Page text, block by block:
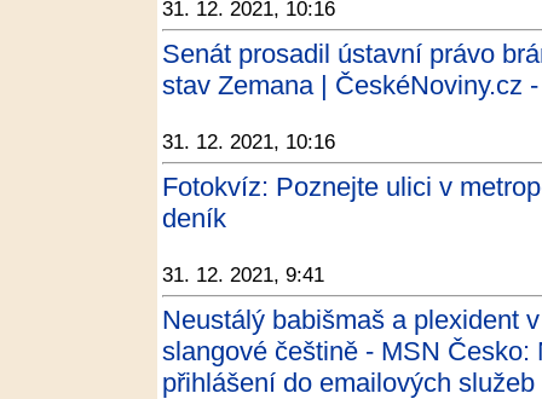
31. 12. 2021, 10:16
Senát prosadil ústavní právo
stav Zemana | ČeskéNoviny.cz
31. 12. 2021, 10:16
Fotokvíz: Poznejte ulici v
deník
31. 12. 2021, 9:41
Neustálý babišmaš a plexident
slangové češtině - MSN
přihlášení do emailových